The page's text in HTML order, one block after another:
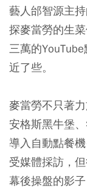
藝人邰智源主
探麥當勞的生
三萬的
近了些。
麥當勞不只著
安格斯黑牛堡
導入自動點餐
受媒體採訪，
幕後操盤的影